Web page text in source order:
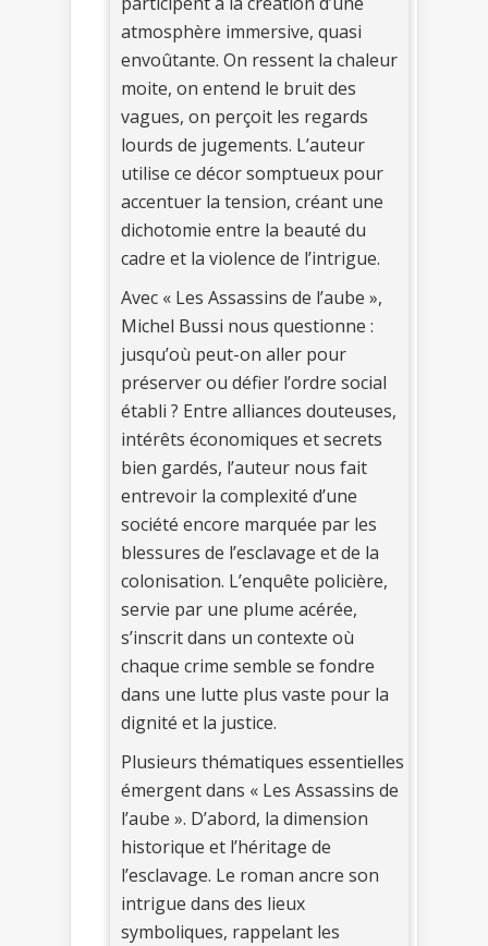
atmosphère immersive, quasi
envoûtante. On ressent la chaleur
moite, on entend le bruit des
vagues, on perçoit les regards
lourds de jugements. L’auteur
utilise ce décor somptueux pour
accentuer la tension, créant une
dichotomie entre la beauté du
cadre et la violence de l’intrigue.
Avec « Les Assassins de l’aube »,
Michel Bussi nous questionne :
jusqu’où peut-on aller pour
préserver ou défier l’ordre social
établi ? Entre alliances douteuses,
intérêts économiques et secrets
bien gardés, l’auteur nous fait
entrevoir la complexité d’une
société encore marquée par les
blessures de l’esclavage et de la
colonisation. L’enquête policière,
servie par une plume acérée,
s’inscrit dans un contexte où
chaque crime semble se fondre
dans une lutte plus vaste pour la
dignité et la justice.
Plusieurs thématiques essentielles
émergent dans « Les Assassins de
l’aube ». D’abord, la dimension
historique et l’héritage de
l’esclavage. Le roman ancre son
intrigue dans des lieux
symboliques, rappelant les